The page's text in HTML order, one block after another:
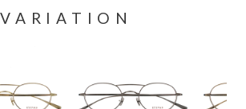
VARIATION